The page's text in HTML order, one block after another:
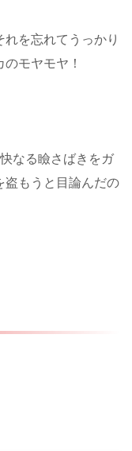
を忘れてうっかり
モヤモヤ！
なる瞼さばきをガ
盗もうと目論んだの